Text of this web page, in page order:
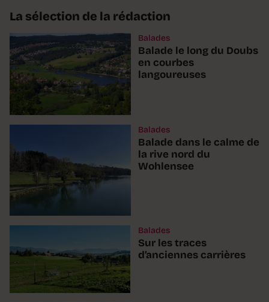
La sélection de la rédaction
Balades
Balade le long du Doubs
en courbes
langoureuses
Balades
Balade dans le calme de
la rive nord du
Wohlensee
Balades
Sur les traces
d’anciennes carrières